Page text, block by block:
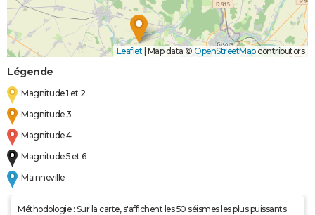
Leaflet | Map data © OpenStreetMapcontributors
Légende
Magnitude 1 et 2
Magnitude 3
Magnitude 4
Magnitude 5 et 6
Mainneville
Méthodologie : Sur la carte, s'affichent les 50 séismes les plus puissants